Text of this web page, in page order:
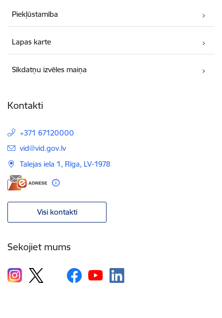
Piekļūstamība
Lapas karte
Sīkdatņu izvēles maiņa
Kontakti
+371 67120000
E-pasts:
vid@vid.gov.lv
Talejas iela 1, Rīga, LV-1978
Visi kontakti
Sekojiet mums